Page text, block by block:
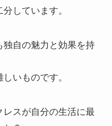
しています。
独自の魅力と効果を持
いものです。
スが自分の生活に最